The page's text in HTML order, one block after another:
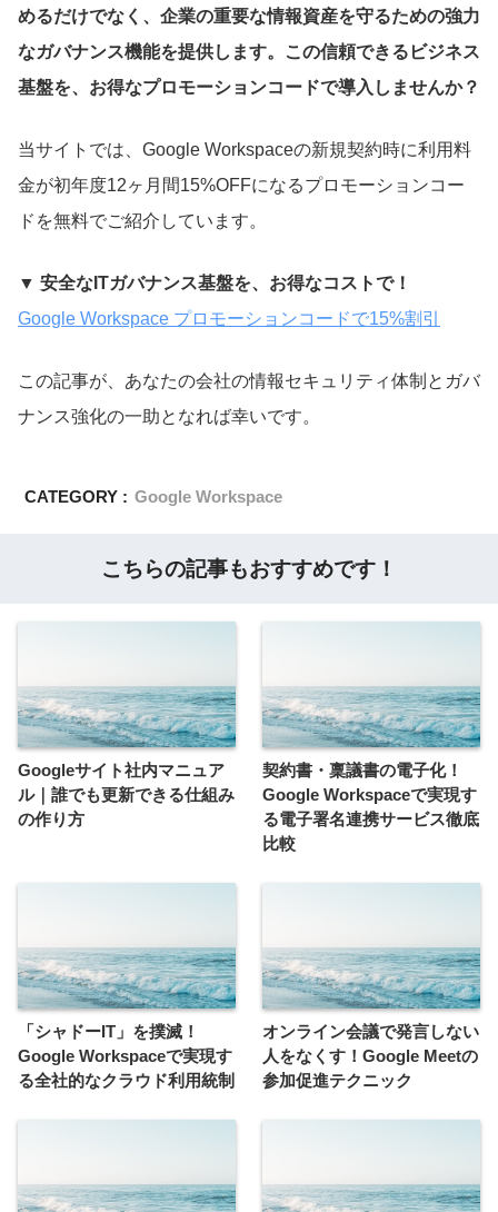
めるだけでなく、企業の重要な情報資産を守るための強力
なガバナンス機能を提供します。この信頼できるビジネス
基盤を、お得なプロモーションコードで導入しませんか？
当サイトでは、Google Workspaceの新規契約時に利用料
金が初年度12ヶ月間15%OFFになるプロモーションコー
ドを無料でご紹介しています。
▼ 安全なITガバナンス基盤を、お得なコストで！
Google Workspace プロモーションコードで15%割引
この記事が、あなたの会社の情報セキュリティ体制とガバ
ナンス強化の一助となれば幸いです。
CATEGORY : Google Workspace
こちらの記事もおすすめです！
Googleサイト社内マニュア
ル｜誰でも更新できる仕組み
の作り方
契約書・稟議書の電子化！
Google Workspaceで実現す
る電子署名連携サービス徹底
比較
「シャドーIT」を撲滅！
Google Workspaceで実現す
る全社的なクラウド利用統制
オンライン会議で発言しない
人をなくす！Google Meetの
参加促進テクニック